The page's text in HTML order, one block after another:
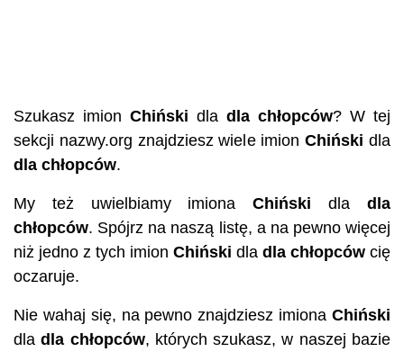
Szukasz imion Chiński dla dla chłopców? W tej
sekcji nazwy.org znajdziesz wiele imionChiński dla
dla chłopców.
My też uwielbiamy imionaChiński dladla
chłopców. Spójrz na naszą listę, a na pewno więcej
niż jedno z tych imion Chiński dla dla chłopców cię
oczaruje.
Nie wahaj się, na pewno znajdziesz imiona Chiński
dladla chłopców, których szukasz, w naszej bazie